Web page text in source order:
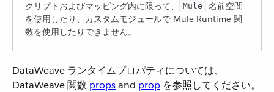
クリプトおよびマッピング内に限って、​
Mule
​ 名前空間
を使用したり、カスタムモジュールで Mule Runtime 関
数を使用したりできません。
DataWeave ランタイムプロパティについては、
DataWeave 関数 ​ propsand prop ​ を参照してください。